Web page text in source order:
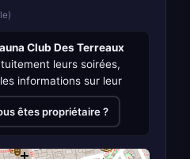
Club Des Terreaux
leurs soirées,
informations sur leur
êtes propriétaire ?